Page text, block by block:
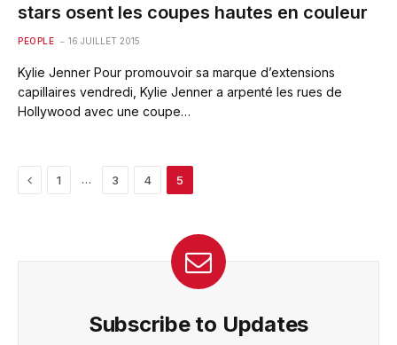
stars osent les coupes hautes en couleur
PEOPLE 16 JUILLET 2015
Kylie Jenner Pour promouvoir sa marque d’extensions
capillaires vendredi, Kylie Jenner a arpenté les rues de
Hollywood avec une coupe…
Previous
1 … 3 4 5
Subscribe to Updates